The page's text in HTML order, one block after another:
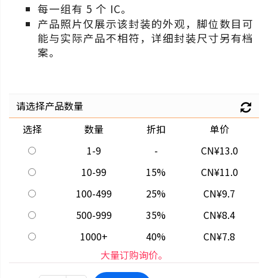
每一组有 5 个 IC。
产品照片仅展示该封装的外观，脚位数目可
能与实际产品不相符，详细封装尺寸另有档
案。
请选择产品数量
选择
数量 折扣
单价
1-9
-
CN¥13.0
10-99
15%
CN¥11.0
100-499
25%
CN¥9.7
500-999
35%
CN¥8.4
1000+
40%
CN¥7.8
大量订购询价。